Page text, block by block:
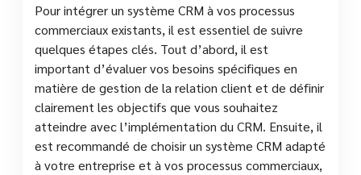
Pour intégrer un système CRM à vos processus
commerciaux existants, il est essentiel de suivre
quelques étapes clés. Tout d’abord, il est
important d’évaluer vos besoins spécifiques en
matière de gestion de la relation client et de définir
clairement les objectifs que vous souhaitez
atteindre avec l’implémentation du CRM. Ensuite, il
est recommandé de choisir un système CRM adapté
à votre entreprise et à vos processus commerciaux,